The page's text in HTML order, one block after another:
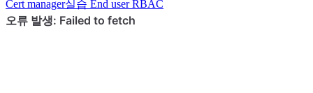
Cert manager실습 End user RBAC